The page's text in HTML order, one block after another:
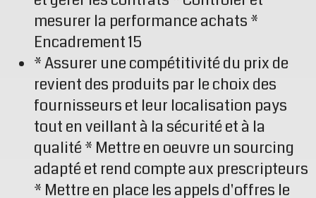
mesurer la performance achats *
Encadrement 15
* Assurer une compétitivité du prix de
revient des produits par le choix des
fournisseurs et leur localisation pays
tout en veillant à la sécurité et à la
qualité * Mettre en oeuvre un sourcing
adapté et rend compte aux prescripteurs
* Mettre en place les appels d'offres le